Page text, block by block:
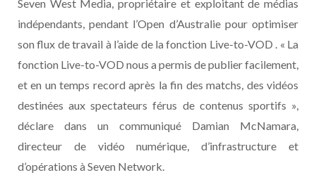
Seven West Media, propriétaire et exploitant de médias
indépendants, pendant l’Open d’Australie pour optimiser
son flux de travail à l’aide de la fonction Live-to-VOD . « La
fonction Live-to-VOD nous a permis de publier facilement,
et en un temps record après la fin des matchs, des vidéos
destinées aux spectateurs férus de contenus sportifs »,
déclare dans un communiqué Damian McNamara,
directeur de vidéo numérique, d’infrastructure et
d’opérations à Seven Network.